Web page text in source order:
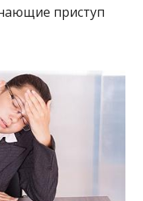
приступ